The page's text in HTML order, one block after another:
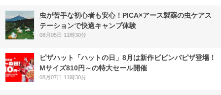
虫が苦手な初心者も安心！PICA×アース製薬の虫ケアス
テーションで快適キャンプ体験
08月05日 11時30分
ピザハット「ハットの日」8月は新作ビビンバピザ登場！
Mサイズ810円～の特大セール開催
08月07日 11時30分